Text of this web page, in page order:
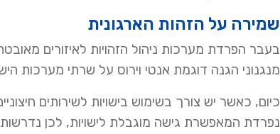
שמירה על הזהות הארגונית
מנגנוני הגנה דוגמת אנטי וירוס על שרתי מערכות
נפרדת המאפשרת גישה מוגבלת לישויות, לכן